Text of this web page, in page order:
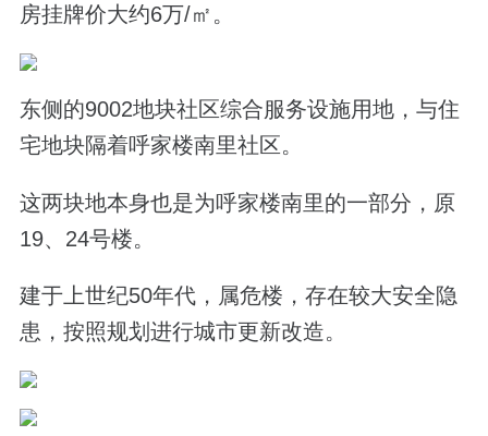
房挂牌价大约6万/㎡。
东侧的9002地块社区综合服务设施用地，与住
宅地块隔着呼家楼南里社区。
这两块地本身也是为呼家楼南里的一部分，原
19、24号楼。
建于上世纪50年代，属危楼，存在较大安全隐
患，按照规划进行城市更新改造。